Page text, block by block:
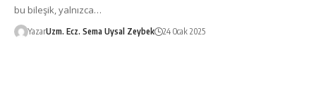
bu bileşik, yalnızca…
YazarUzm. Ecz. Sema Uysal Zeybek 24 Ocak 2025